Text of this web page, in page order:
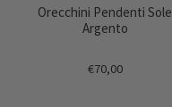
Orecchini Pendenti Sole
Argento
€70,00